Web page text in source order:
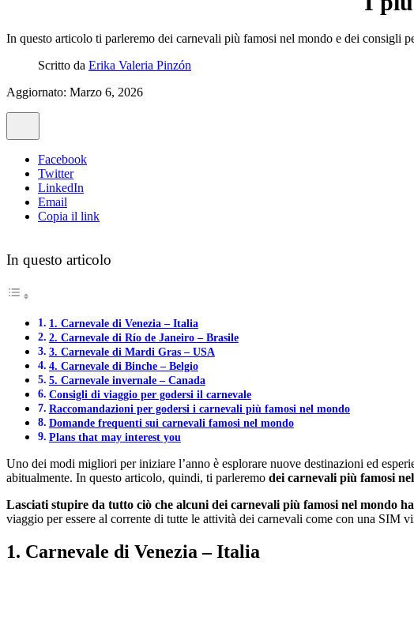
In questo articolo ti parleremo dei carnevali più famosi nel mondo e dei consigli
Scritto da Erika Valeria Pinzón
Aggiornato: Marzo 6, 2026
Facebook
Twitter
LinkedIn
Email
Copia il link
In questo articolo
1. Carnevale di Venezia – Italia
2. Carnevale di Río de Janeiro – Brasile
3. Carnevale di Mardi Gras – USA
4. Carnevale di Binche – Belgio
5. Carnevale invernale – Canada
Consigli di viaggio per godersi il carnevale
Raccomandazioni per godersi i carnevali più famosi nel mondo
Domande frequenti sui carnevali famosi nel mondo
Plans that may interest you
Uno dei modi migliori per iniziare l’anno è esplorare nuove destinazioni ed
abitualmente. In questo articolo, quindi, ti parleremo dei carnevali più famosi
Lasciati stupire da tutto ciò che alcuni dei carnevali più famosi nel mondo
viaggio per essere al corrente di tutte le attività dei carnevali come con una SIM
1. Carnevale di Venezia – Italia